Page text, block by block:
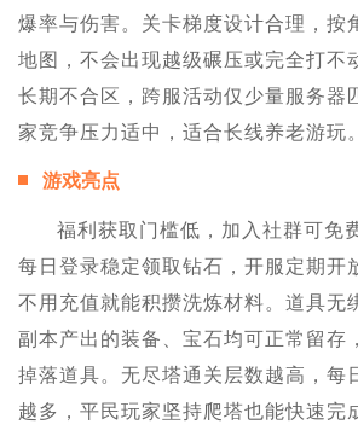
爆率与伤害。关卡梯度设计合理，按
地图，不会出现越级碾压或完全打不
长期不合区，跨服活动仅少量服务器
家竞争压力适中，适合长线养老游玩。
游戏亮点
福利获取门槛低，加入社群可免
每日登录稳定领取钻石，开服定期开
不用充值就能积攒洗炼材料。道具无
副本产出的装备、宝石均可正常留存
掉落道具。无尽塔通关层数越高，每
越多，平民玩家坚持爬塔也能快速完